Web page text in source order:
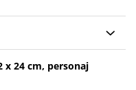
x 24 cm, personaj